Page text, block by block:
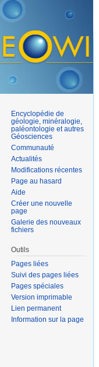
Encyclopédie de
géologie, minéralogie,
paléontologie et autres
Géosciences
Communauté
Actualités
Modifications récentes
Page au hasard
Aide
Créer une nouvelle
page
Galerie des nouveaux
fichiers
Outils
Pages liées
Suivi des pages liées
Pages spéciales
Version imprimable
Lien permanent
Information sur la page